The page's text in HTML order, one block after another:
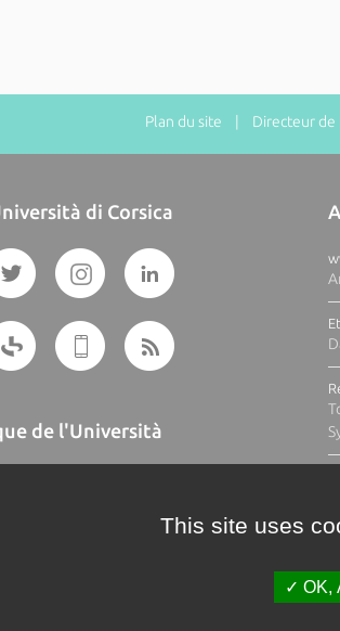
Plan du site | Directeur de
di Corsica
de l'Università
This site uses
OK,